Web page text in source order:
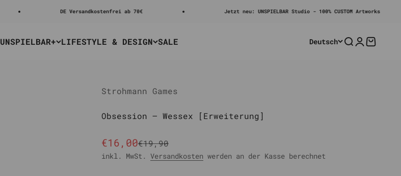
DE Versandkostenfrei ab 70€ Jetzt neu: UNSPIELBAR Studio - 100% CUSTOM Artworks
UNSPIELBAR+ LIFESTYLE & DESIGN SALE Deutsch SucheAnmelden
Strohmann Games
Obsession – Wessex [Erweiterung]
Angebot
€16,00Regulärer Preis
€19,90
inkl. MwSt. Versandkosten werden an der Kasse berechnet